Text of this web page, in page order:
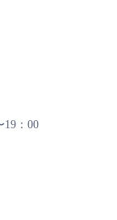
：00